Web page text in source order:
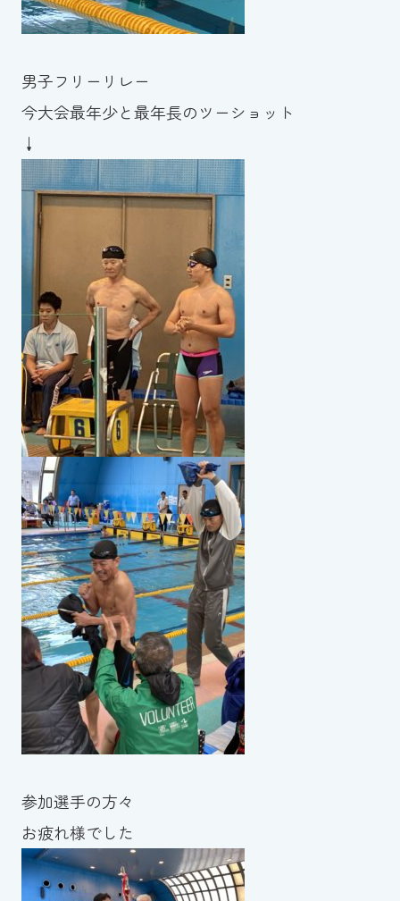
男子フリーリレー
今大会最年少と最年長のツーショット
↓
参加選手の方々
お疲れ様でした